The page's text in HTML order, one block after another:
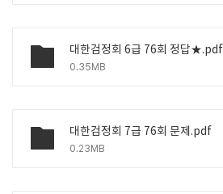
대한검정회 6급 76회 정답★.pdf
0.35MB
대한검정회 7급 76회 문제.pdf
0.23MB